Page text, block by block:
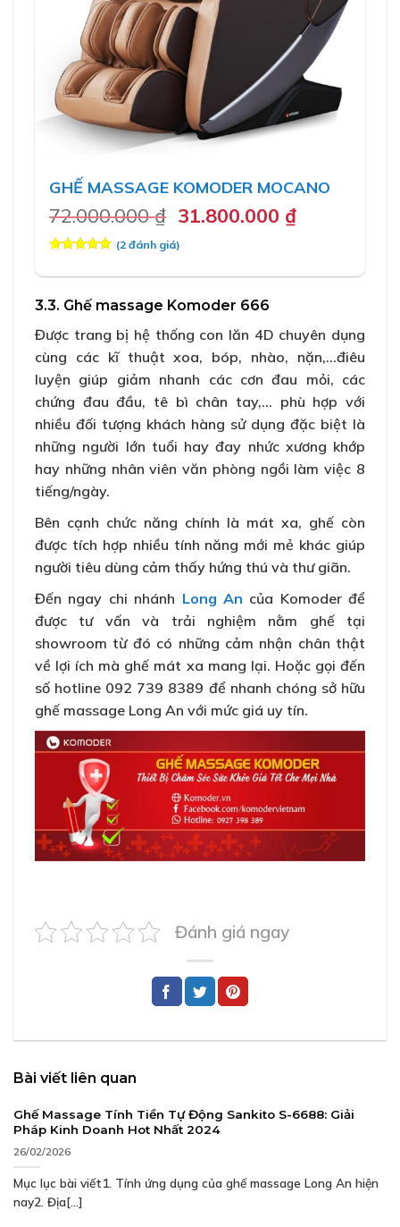
GHẾ MASSAGE KOMODER MOCANO
72.000.000₫ Original
was:
72.000.000 ₫.
31.800.000 ₫Current
price
dựa trên
(2đánh giá)
3.3. Ghế massage Komoder 666
Được trang bị hệ thống con lăn 4D chuyên dụng
cùng các kĩ thuật xoa, bóp, nhào, nặn,…điêu
luyện giúp giảm nhanh các cơn đau mỏi, các
chứng đau đầu, tê bì chân tay,… phù hợp với
nhiều đối tượng khách hàng sử dụng đặc biệt là
những người lớn tuổi hay đay nhức xương khớp
hay những nhân viên văn phòng ngồi làm việc 8
tiếng/ngày.
Bên cạnh chức năng chính là mát xa, ghế còn
được tích hợp nhiều tính năng mới mẻ khác giúp
người tiêu dùng cảm thấy hứng thú và thư giãn.
Đến ngay chi nhánh Long An của Komoder để
được tư vấn và trải nghiệm nằm ghế tại
showroom từ đó có những cảm nhận chân thật
về lợi ích mà ghế mát xa mang lại. Hoặc gọi đến
số hotline 092 739 8389 để nhanh chóng sở hữu
ghế massage Long An với mức giá uy tín.
Đánh giá ngay
Bài viết liên quan
Ghế Massage Tính Tiền Tự Động Sankito S-6688: Giải
Pháp Kinh Doanh Hot Nhất 2024
26/02/2026
Mục lục bài viết1. Tính ứng dụng của ghế massage Long An hiện
nay2. Địa[...]